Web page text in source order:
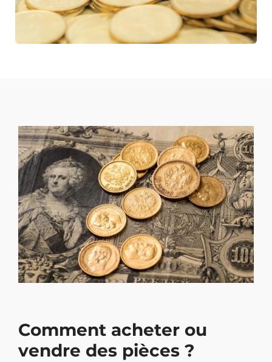
Comment acheter ou
vendre des pièces ?